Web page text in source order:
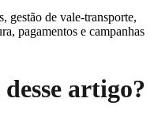
gestão de vale-transporte,
pagamentos e campanhas
artigo?